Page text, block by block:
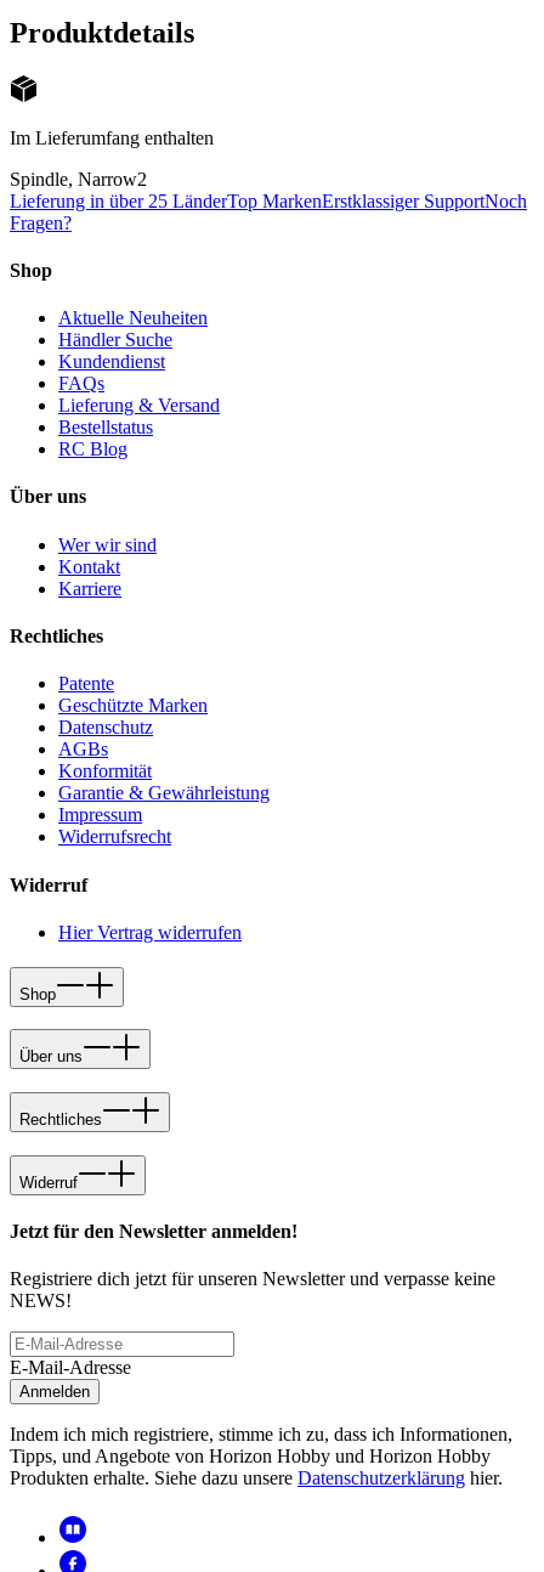
Produktdetails
Im Lieferumfang enthalten
Spindle, Narrow2
Lieferung in über 25 LänderTop MarkenErstklassiger SupportNoch
Fragen?
Shop
Aktuelle Neuheiten
Händler Suche
Kundendienst
FAQs
Lieferung & Versand
Bestellstatus
RC Blog
Über uns
Wer wir sind
Kontakt
Karriere
Rechtliches
Patente
Geschützte Marken
Datenschutz
AGBs
Konformität
Garantie & Gewährleistung
Impressum
Widerrufsrecht
Widerruf
Hier Vertrag widerrufen
Shop
Über uns
Rechtliches
Widerruf
Jetzt für den Newsletter anmelden!
Registriere dich jetzt für unseren Newsletter und verpasse keine
NEWS!
E-Mail-Adresse
Anmelden
Indem ich mich registriere, stimme ich zu, dass ich Informationen,
Tipps, und Angebote von Horizon Hobby und Horizon Hobby
Produkten erhalte. Siehe dazu unsere Datenschutzerklärung hier.